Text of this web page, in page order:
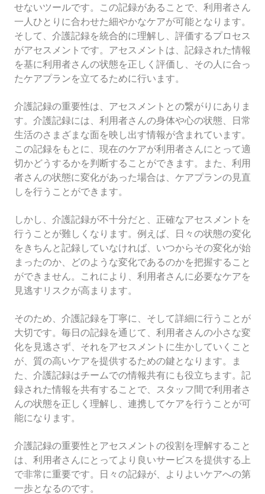
せないツールです。この記録があることで、利用者さん
一人ひとりに合わせた細やかなケアが可能となります。
そして、介護記録を統合的に理解し、評価するプロセス
がアセスメントです。アセスメントは、記録された情報
を基に利用者さんの状態を正しく評価し、その人に合っ
たケアプランを立てるために行います。
介護記録の重要性は、アセスメントとの繋がりにありま
す。介護記録には、利用者さんの身体や心の状態、日常
生活のさまざまな面を映し出す情報が含まれています。
この記録をもとに、現在のケアが利用者さんにとって適
切かどうするかを判断することができます。また、利用
者さんの状態に変化があった場合は、ケアプランの見直
しを行うことができます。
しかし、介護記録が不十分だと、正確なアセスメントを
行うことが難しくなります。例えば、日々の状態の変化
をきちんと記録していなければ、いつからその変化が始
まったのか、どのような変化であるのかを把握すること
ができません。これにより、利用者さんに必要なケアを
見逃すリスクが高まります。
そのため、介護記録を丁寧に、そして詳細に行うことが
大切です。毎日の記録を通じて、利用者さんの小さな変
化を見逃さず、それをアセスメントに生かしていくこと
が、質の高いケアを提供するための鍵となります。ま
た、介護記録はチームでの情報共有にも役立ちます。記
録された情報を共有することで、スタッフ間で利用者さ
んの状態を正しく理解し、連携してケアを行うことが可
能になります。
介護記録の重要性とアセスメントの役割を理解すること
は、利用者さんにとってより良いサービスを提供する上
で非常に重要です。日々の記録が、よりよいケアへの第
一歩となるのです。